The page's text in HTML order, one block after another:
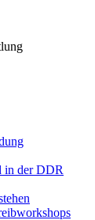
in der DDR